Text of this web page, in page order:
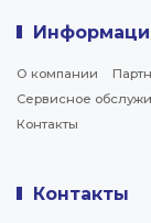
О компании
Сервисное
Контакты
Контакты